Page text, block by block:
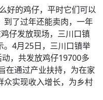
好的鸡仔，平时它们可以
到了过年还能卖肉，一年
仔发放现场，三川口镇
。4月25日，三川口镇举
，共发放鸡仔19700多
在通过产业扶持，为在家
众实现收入增长，为乡村